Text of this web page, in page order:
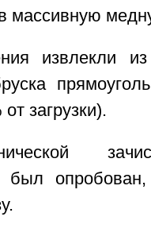
массивную
извлекли
загрузки).
был опробован,